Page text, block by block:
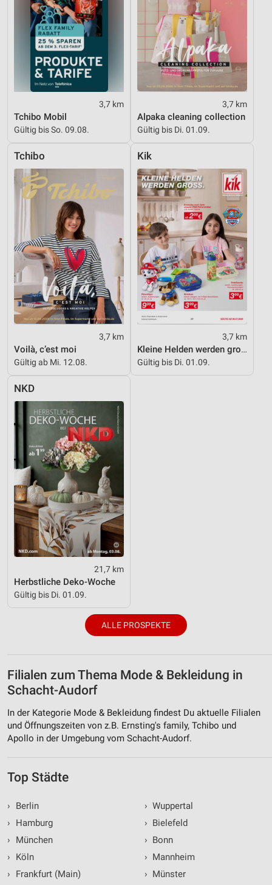
3,7 km
Tchibo Mobil
Gültig bis So. 09.08.
3,7 km
Alpaka cleaning collection
Gültig bis Di. 01.09.
Tchibo
3,7 km
Voilà, c’est moi
Gültig ab Mi. 12.08.
Kik
3,7 km
Kleine Helden werden gross
Gültig bis Di. 01.09.
NKD
21,7 km
Herbstliche Deko-Woche
Gültig bis Di. 01.09.
ALLE PROSPEKTE
Filialen zum Thema Mode & Bekleidung in
Schacht-Audorf
In der Kategorie Mode & Bekleidung findest Du aktuelle Filialen
und Öffnungszeiten von z.B. Ernsting's family, Tchibo und
Apollo in der Umgebung vom Schacht-Audorf.
Top Städte
›
Berlin
›
Hamburg
›
München
›
Köln
›
Frankfurt (Main)
› Wuppertal
› Bielefeld
› Bonn
› Mannheim
› Münster